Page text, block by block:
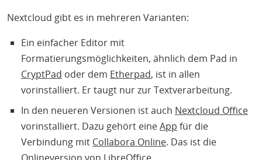
Nextcloud gibt es in mehreren Varianten:
Ein einfacher Editor mit
Formatierungsmöglichkeiten, ähnlich dem Pad in
CryptPad oder dem Etherpad, ist in allen
vorinstalliert. Er taugt nur zur Textverarbeitung.
In den neueren Versionen ist auch Nextcloud Office
vorinstalliert. Dazu gehört eineApp für die
Verbindung mit Collabora Online. Das ist die